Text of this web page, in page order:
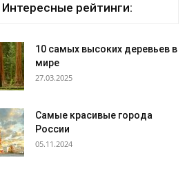
Интересные рейтинги:
10 самых высоких деревьев в
мире
27.03.2025
Самые красивые города
России
05.11.2024